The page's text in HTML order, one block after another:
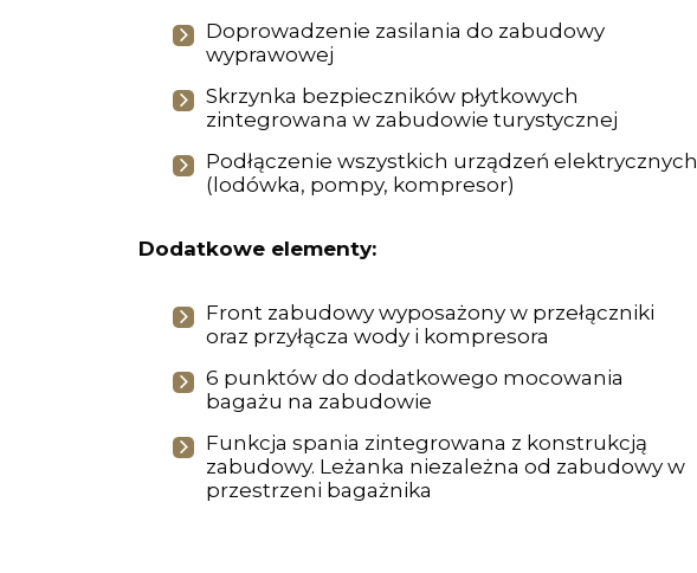
Doprowadzenie zasilania do zabudowy
wyprawowej
Skrzynka bezpieczników płytkowych
zintegrowana w zabudowie turystycznej
Podłączenie wszystkich urządzeń elektrycznych
(lodówka, pompy, kompresor)
Dodatkowe elementy:
Front zabudowy wyposażony w przełączniki
oraz przyłącza wody i kompresora
6 punktów do dodatkowego mocowania
bagażu na zabudowie
Funkcja spania zintegrowana z konstrukcją
zabudowy. Leżanka niezależna od zabudowy w
przestrzeni bagażnika